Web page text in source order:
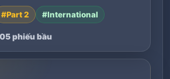
#Part 2 #International
phiếu bầu